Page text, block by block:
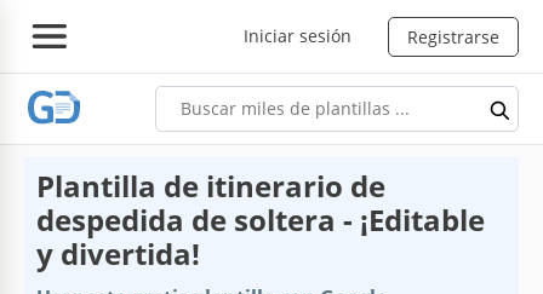
Iniciar sesión Registrarse
Plantilla de itinerario de
despedida de soltera - ¡Editable
y divertida!